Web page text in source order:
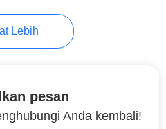
dinding
Lebih
pesan
Anda kembali!